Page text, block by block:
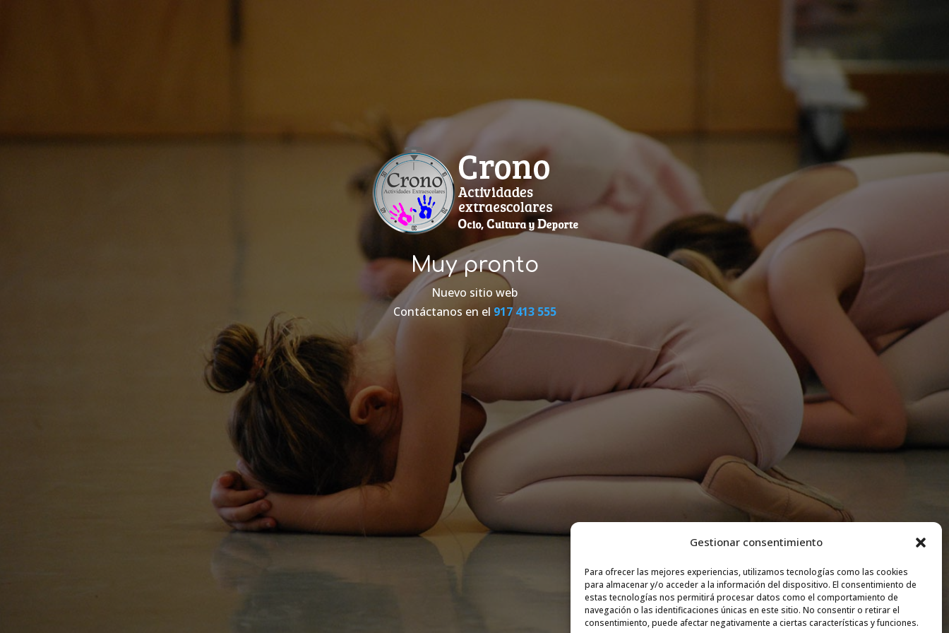
Gestionar consentimiento
Para ofrecer las mejores experiencias, utilizamos tecnologías como las cookies
para almacenar y/o acceder a la información del dispositivo. El consentimiento de
estas tecnologías nos permitirá procesar datos como el comportamiento de
navegación o las identificaciones únicas en este sitio. No consentir o retirar el
consentimiento, puede afectar negativamente a ciertas características y funciones.
Muy pronto
Nuevo sitio web
Contáctanos en el 917 413 555